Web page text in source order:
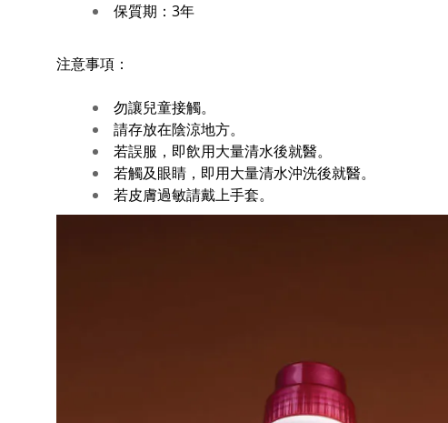
保質期：3年
注意事項：
勿讓兒童接觸。
請存放在陰涼地方。
若誤服，即飲用大量清水後就醫。
若觸及眼睛，即用大量清水沖洗後就醫。
若皮膚過敏請戴上手套。